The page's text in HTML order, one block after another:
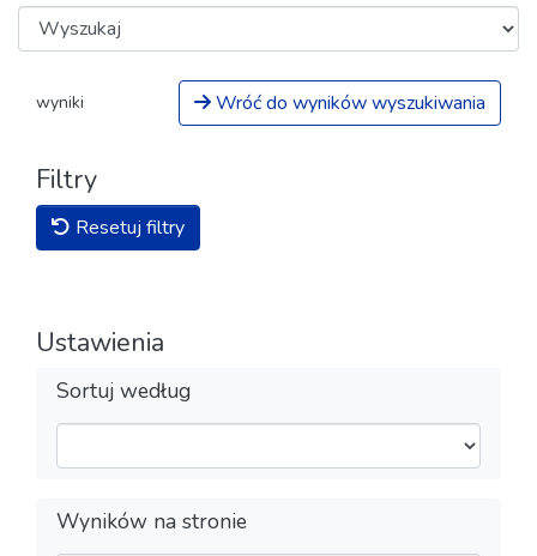
wyniki Wróć do wyników wyszukiwania
Filtry
Resetuj filtry
Ustawienia
Sortuj według
Wyników na stronie